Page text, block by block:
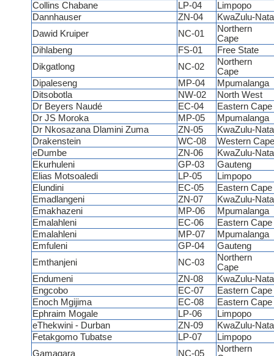
Collins Chabane
LP-04
Limpopo
Dannhauser
ZN-04
KwaZulu-
Dawid Kruiper
NC-01
Northern
Cape
Dihlabeng
FS-01
Free State
Dikgatlong
NC-02
Northern
Cape
Dipaleseng
MP-04
Mpumalanga
Ditsobotla
NW-02
North West
Dr Beyers Naudé
EC-04
Eastern Cape
Dr JS Moroka
MP-05
Mpumalanga
Dr Nkosazana Dlamini Zuma
ZN-05
KwaZulu-
Drakenstein
WC-08
Western
eDumbe
ZN-06
KwaZulu-
Ekurhuleni
GP-03
Gauteng
Elias Motsoaledi
LP-05
Limpopo
Elundini
EC-05
Eastern Cape
Emadlangeni
ZN-07
KwaZulu-
Emakhazeni
MP-06
Mpumalanga
Emalahleni
EC-06
Eastern Cape
Emalahleni
MP-07
Mpumalanga
Emfuleni
GP-04
Gauteng
Emthanjeni
NC-03
Northern
Cape
Endumeni
ZN-08
KwaZulu-
Engcobo
EC-07
Eastern Cape
Enoch Mgijima
EC-08
Eastern Cape
Ephraim Mogale
LP-06
Limpopo
eThekwini - Durban
ZN-09
KwaZulu-
Fetakgomo Tubatse
LP-07
Limpopo
Gamagara
NC-05
Northern